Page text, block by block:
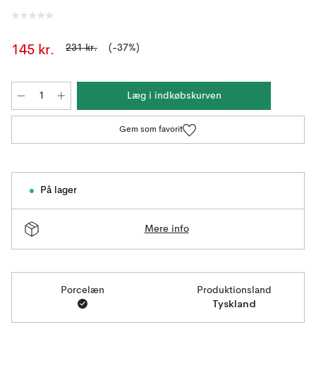
145 kr. 231 kr. (-37%)
Læg i indkøbskurven
Gem som favorit
På lager
Mere info
Porcelæn Produktionsland
Tyskland